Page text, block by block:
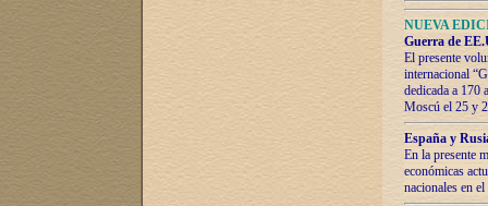
NUEVA
Guerra de
El presente
internacional
dedicada a 170
Moscú el 25 y
España y
En la presente
económicas
nacionales en